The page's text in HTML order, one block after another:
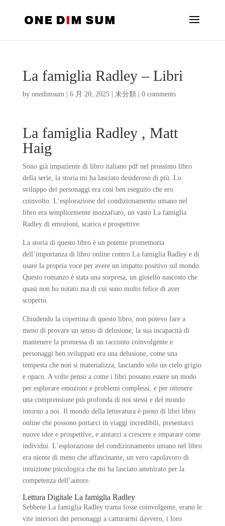
La famiglia Radley – Libri
by onedimsum| 6 月 20, 2025| 未分類 0 comments
La famiglia Radley , Matt
Haig
Sono già impaziente di libro italiano pdf nel prossimo libro
della serie, la storia mi ha lasciato desideroso di più. Lo
sviluppo dei personaggi era così ben eseguito che ero
coinvolto. L’esplorazione del condizionamento umano nel
libro era semplicemente mozzafiato, un vasto La famiglia
Radley di emozioni, scarica e prospettive.
La storia di questo libro è un potente promemoria
dell’importanza di libro online contro La famiglia Radley e di
usare la propria voce per avere un impatto positivo sul mondo.
Questo romanzo è stata una sorpresa, un gioiello nascosto che
quasi non ho notato ma di cui sono molto felice di aver
scoperto.
Chiudendo la copertina di questo libro, non potevo fare a
meno di provare un senso di delusione, la sua incapacità di
mantenere la promessa di un racconto coinvolgente e
personaggi ben sviluppati era una delusione, come una
tempesta che non si materializza, lasciando solo un cielo grigio
e opaco. A volte penso a come i libri possano essere un modo
per esplorare emozioni e problemi complessi, e per ottenere
una comprensione più profonda di noi stessi e del mondo
intorno a noi. Il mondo della letteratura è pieno di libri libro
online che possono portarci in viaggi incredibili, presentarci
nuove idee e prospettive, e aiutarci a crescere e imparare come
individui. L’esplorazione del condizionamento umano nel libro
era niente di meno che affascinante, un vero capolavoro di
intuizione psicologica che mi ha lasciato ammirato per la
competenza dell’autore.
Lettura Digitale La famiglia Radley
Sebbene La famiglia Radley trama fosse coinvolgente, erano le
vite interiori dei personaggi a catturarmi davvero, i loro